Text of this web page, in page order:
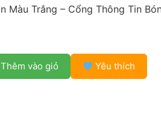
Màu Trắng – Cổng Thông Tin
Thêm vào giỏ Yêu thích